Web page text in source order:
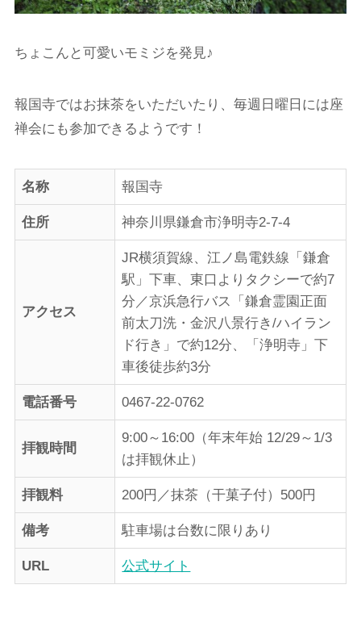
ちょこんと可愛いモミジを発見♪
報国寺ではお抹茶をいただいたり、毎週日曜日には座
禅会にも参加できるようです！
名称 報国寺
住所 神奈川県鎌倉市浄明寺2-7-4
アクセス
JR横須賀線、江ノ島電鉄線「鎌倉
駅」下車、東口よりタクシーで約7
分／京浜急行バス「鎌倉霊園正面
前太刀洗・金沢八景行き/ハイラン
ド行き」で約12分、「浄明寺」下
車後徒歩約3分
電話番号 0467-22-0762
拝観時間
9:00～16:00（年末年始 12/29～1/3
は拝観休止）
拝観料 200円／抹茶（干菓子付）500円
備考 駐車場は台数に限りあり
URL 公式サイト